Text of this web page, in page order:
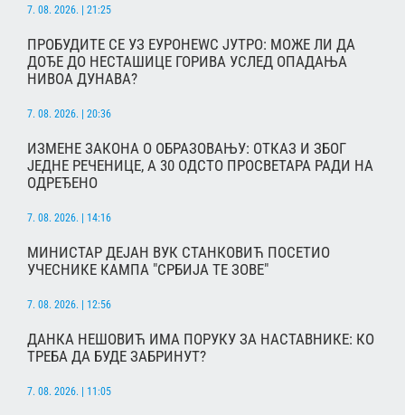
7. 08. 2026. | 21:25
ПРОБУДИТЕ СЕ УЗ ЕУРОНЕWС ЈУТРО: МОЖЕ ЛИ ДА
ДОЂЕ ДО НЕСТАШИЦЕ ГОРИВА УСЛЕД ОПАДАЊА
НИВОА ДУНАВА?
7. 08. 2026. | 20:36
ИЗМЕНЕ ЗАКОНА О ОБРАЗОВАЊУ: ОТКАЗ И ЗБОГ
ЈЕДНЕ РЕЧЕНИЦЕ, А 30 ОДСТО ПРОСВЕТАРА РАДИ НА
ОДРЕЂЕНО
7. 08. 2026. | 14:16
МИНИСТАР ДЕЈАН ВУК СТАНКОВИЋ ПОСЕТИО
УЧЕСНИКЕ КАМПА "СРБИЈА ТЕ ЗОВЕ"
7. 08. 2026. | 12:56
ДАНКА НЕШОВИЋ ИМА ПОРУКУ ЗА НАСТАВНИКЕ: КО
ТРЕБА ДА БУДЕ ЗАБРИНУТ?
7. 08. 2026. | 11:05